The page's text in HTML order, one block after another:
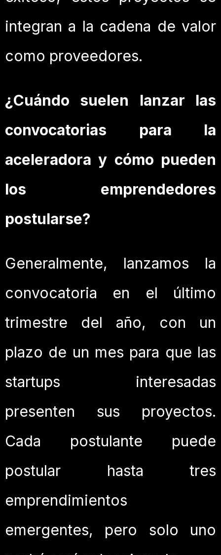
integran a la cadena de valor
como proveedores.
¿Cuándo suelen lanzar las
convocatorias para la
aceleradora y cómo pueden
los emprendedores
postularse?
Generalmente, lanzamos la
convocatoria en el último
trimestre del año, con un
plazo de un mes para que las
startups interesadas
presenten sus proyectos.
Cada postulante puede
postular hasta tres
emprendimientos
emergentes, pero solo uno